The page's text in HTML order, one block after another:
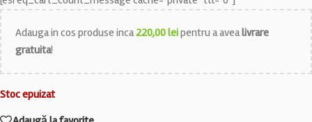
Adauga in cos produse inca220,00leipentru a avealivrare
gratuita!
Stoc epuizat